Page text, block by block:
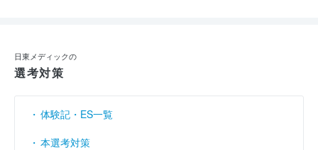
日東メディックの
選考対策
体験記・ES一覧
本選考対策